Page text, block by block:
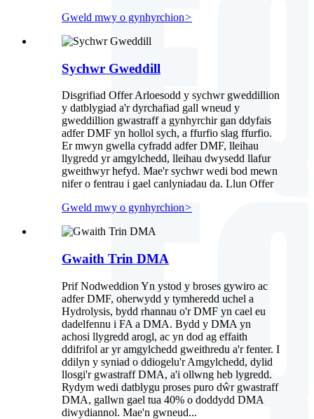
Gweld mwy o gynhyrchion>
Sychwr Gweddill
Disgrifiad Offer Arloesodd y sychwr gweddillion
y datblygiad a'r dyrchafiad gall wneud y
gweddillion gwastraff a gynhyrchir gan ddyfais
adfer DMF yn hollol sych, a ffurfio slag ffurfio.
Er mwyn gwella cyfradd adfer DMF, lleihau
llygredd yr amgylchedd, lleihau dwysedd llafur
gweithwyr hefyd. Mae'r sychwr wedi bod mewn
nifer o fentrau i gael canlyniadau da. Llun Offer
Gweld mwy o gynhyrchion>
Gwaith Trin DMA
Prif Nodweddion Yn ystod y broses gywiro ac
adfer DMF, oherwydd y tymheredd uchel a
Hydrolysis, bydd rhannau o'r DMF yn cael eu
dadelfennu i FA a DMA. Bydd y DMA yn
achosi llygredd arogl, ac yn dod ag effaith
ddifrifol ar yr amgylchedd gweithredu a'r fenter. I
ddilyn y syniad o ddiogelu'r Amgylchedd, dylid
llosgi'r gwastraff DMA, a'i ollwng heb lygredd.
Rydym wedi datblygu proses puro dŵr gwastraff
DMA, gallwn gael tua 40% o doddydd DMA
diwydiannol. Mae'n gwneud...